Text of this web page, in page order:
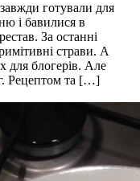
готували для
і бавилися в
За останні
страви. А
для блогерів. Але
Рецептом та […]